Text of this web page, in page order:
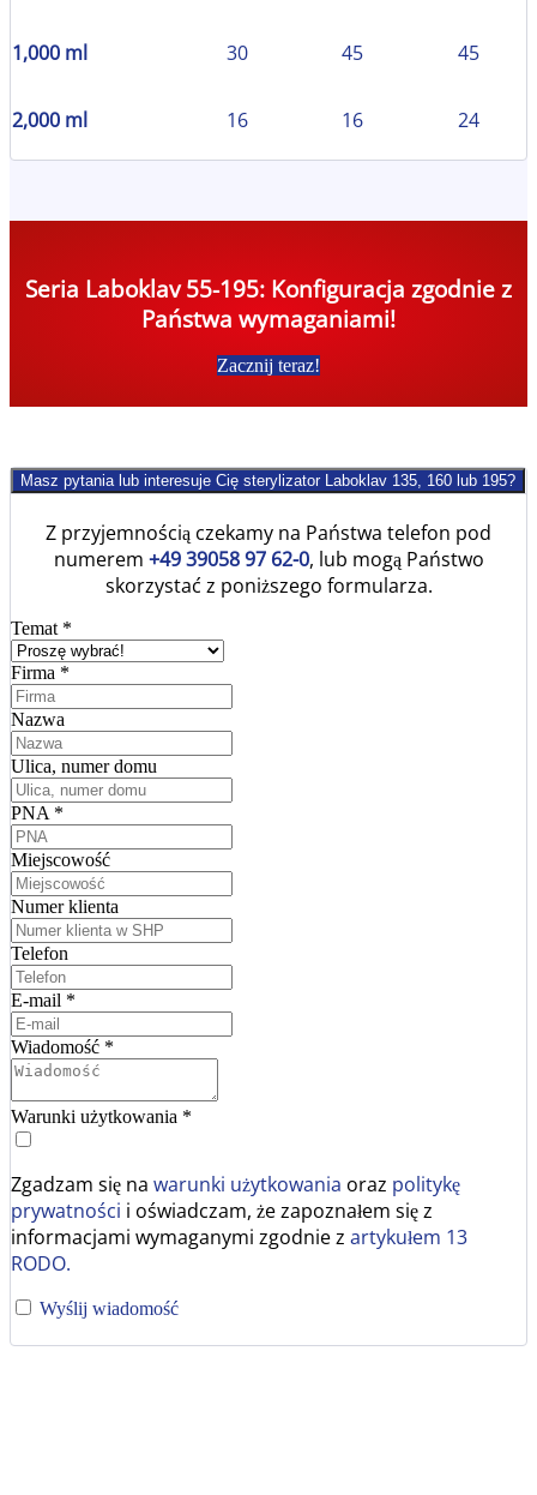
1,000 ml 30 45 45
2,000 ml 16 16 24
Seria Laboklav 55-195: Konfiguracja zgodnie z
Państwa wymaganiami!
Zacznij teraz!
Masz pytania lub interesuje Cię sterylizator Laboklav 135, 160 lub 195?
Z przyjemnością czekamy na Państwa telefon pod
numerem +49 39058 97 62-0, lub mogą Państwo
skorzystać z poniższego formularza.
Temat *
Firma *
Nazwa
Ulica, numer domu
PNA *
Miejscowość
Numer klienta
Telefon
E-mail *
Wiadomość *
Warunki użytkowania *
Zgadzam się na warunki użytkowania oraz politykę
prywatności i oświadczam, że zapoznałem się z
informacjami wymaganymi zgodnie z artykułem 13
RODO.
Wyślij wiadomość